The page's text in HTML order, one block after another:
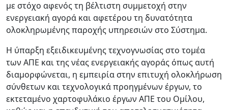
με στόχο αφενός τη βέλτιστη συμμετοχή στην
ενεργειακή αγορά και αφετέρου τη δυνατότητα
ολοκληρωμένης παροχής υπηρεσιών στο Σύστημα.
Η ύπαρξη εξειδικευμένης τεχνογνωσίας στο τομέα
των ΑΠΕ και της νέας ενεργειακής αγοράς όπως αυτή
διαμορφώνεται, η εμπειρία στην επιτυχή ολοκλήρωση
σύνθετων και τεχνολογικά προηγμένων έργων, το
εκτεταμένο χαρτοφυλάκιο έργων ΑΠΕ του Ομίλου,